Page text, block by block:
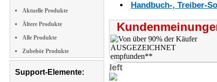
Aktuelle Produkte
Ältere Produkte
Alle Produkte
Zubehör Produkte
Support-Elemente:
Handbuch-, Treiber-
left